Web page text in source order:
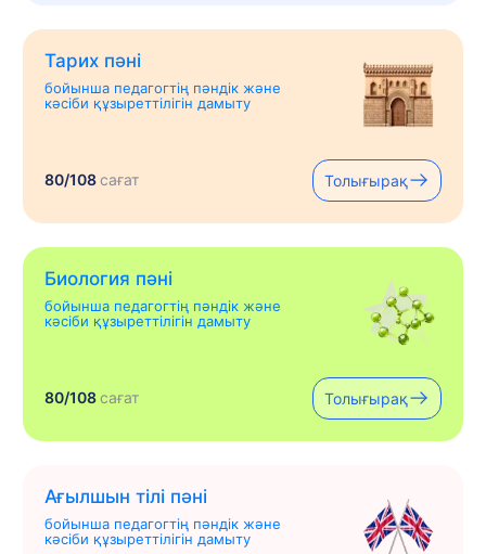
Тарих пәні
бойынша педагогтің пәндік және
кәсіби құзыреттілігін дамыту
80/108сағат Толығырақ
Биология пәні
бойынша педагогтің пәндік және
кәсіби құзыреттілігін дамыту
80/108сағат Толығырақ
Ағылшын тілі пәні
бойынша педагогтің пәндік және
кәсіби құзыреттілігін дамыту